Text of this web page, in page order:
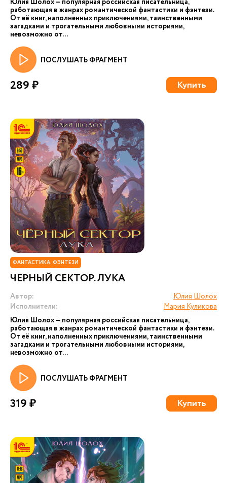
Юлия Шолох — популярная российская писательница,
работающая в жанрах романтической фантастики и фэнтези.
От её книг, наполненных приключениями, таинственными
загадками и трогательными любовными историями,
невозможно от...
ПОСЛУШАТЬ ФРАГМЕНТ
289 ₽ Купить
ФАНТАСТИКА. ФЭНТЕЗИ
ЧЕРНЫЙ СЕКТОР. ЛУКА
Автор:
Юлия Шолох
Исполнители:
Мария Куликова
Юлия Шолох — популярная российская писательница,
работающая в жанрах романтической фантастики и фэнтези.
От её книг, наполненных приключениями, таинственными
загадками и трогательными любовными историями,
невозможно от...
ПОСЛУШАТЬ ФРАГМЕНТ
319 ₽ Купить